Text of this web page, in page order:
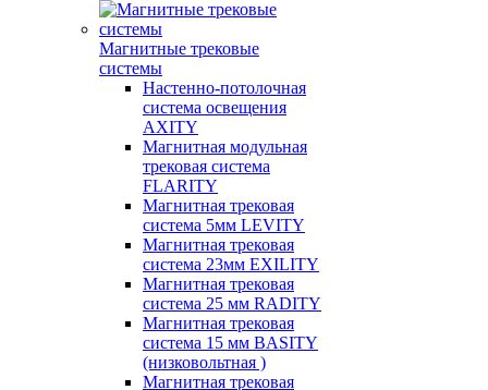
Магнитные трековые
системы
Настенно-потолочная
система освещения
AXITY
Магнитная модульная
трековая система
FLARITY
Магнитная трековая
система 5мм LEVITY
Магнитная трековая
система 23мм EXILITY
Магнитная трековая
система 25 мм RADITY
Магнитная трековая
система 15 мм BASITY
(низковольтная )
Магнитная трековая